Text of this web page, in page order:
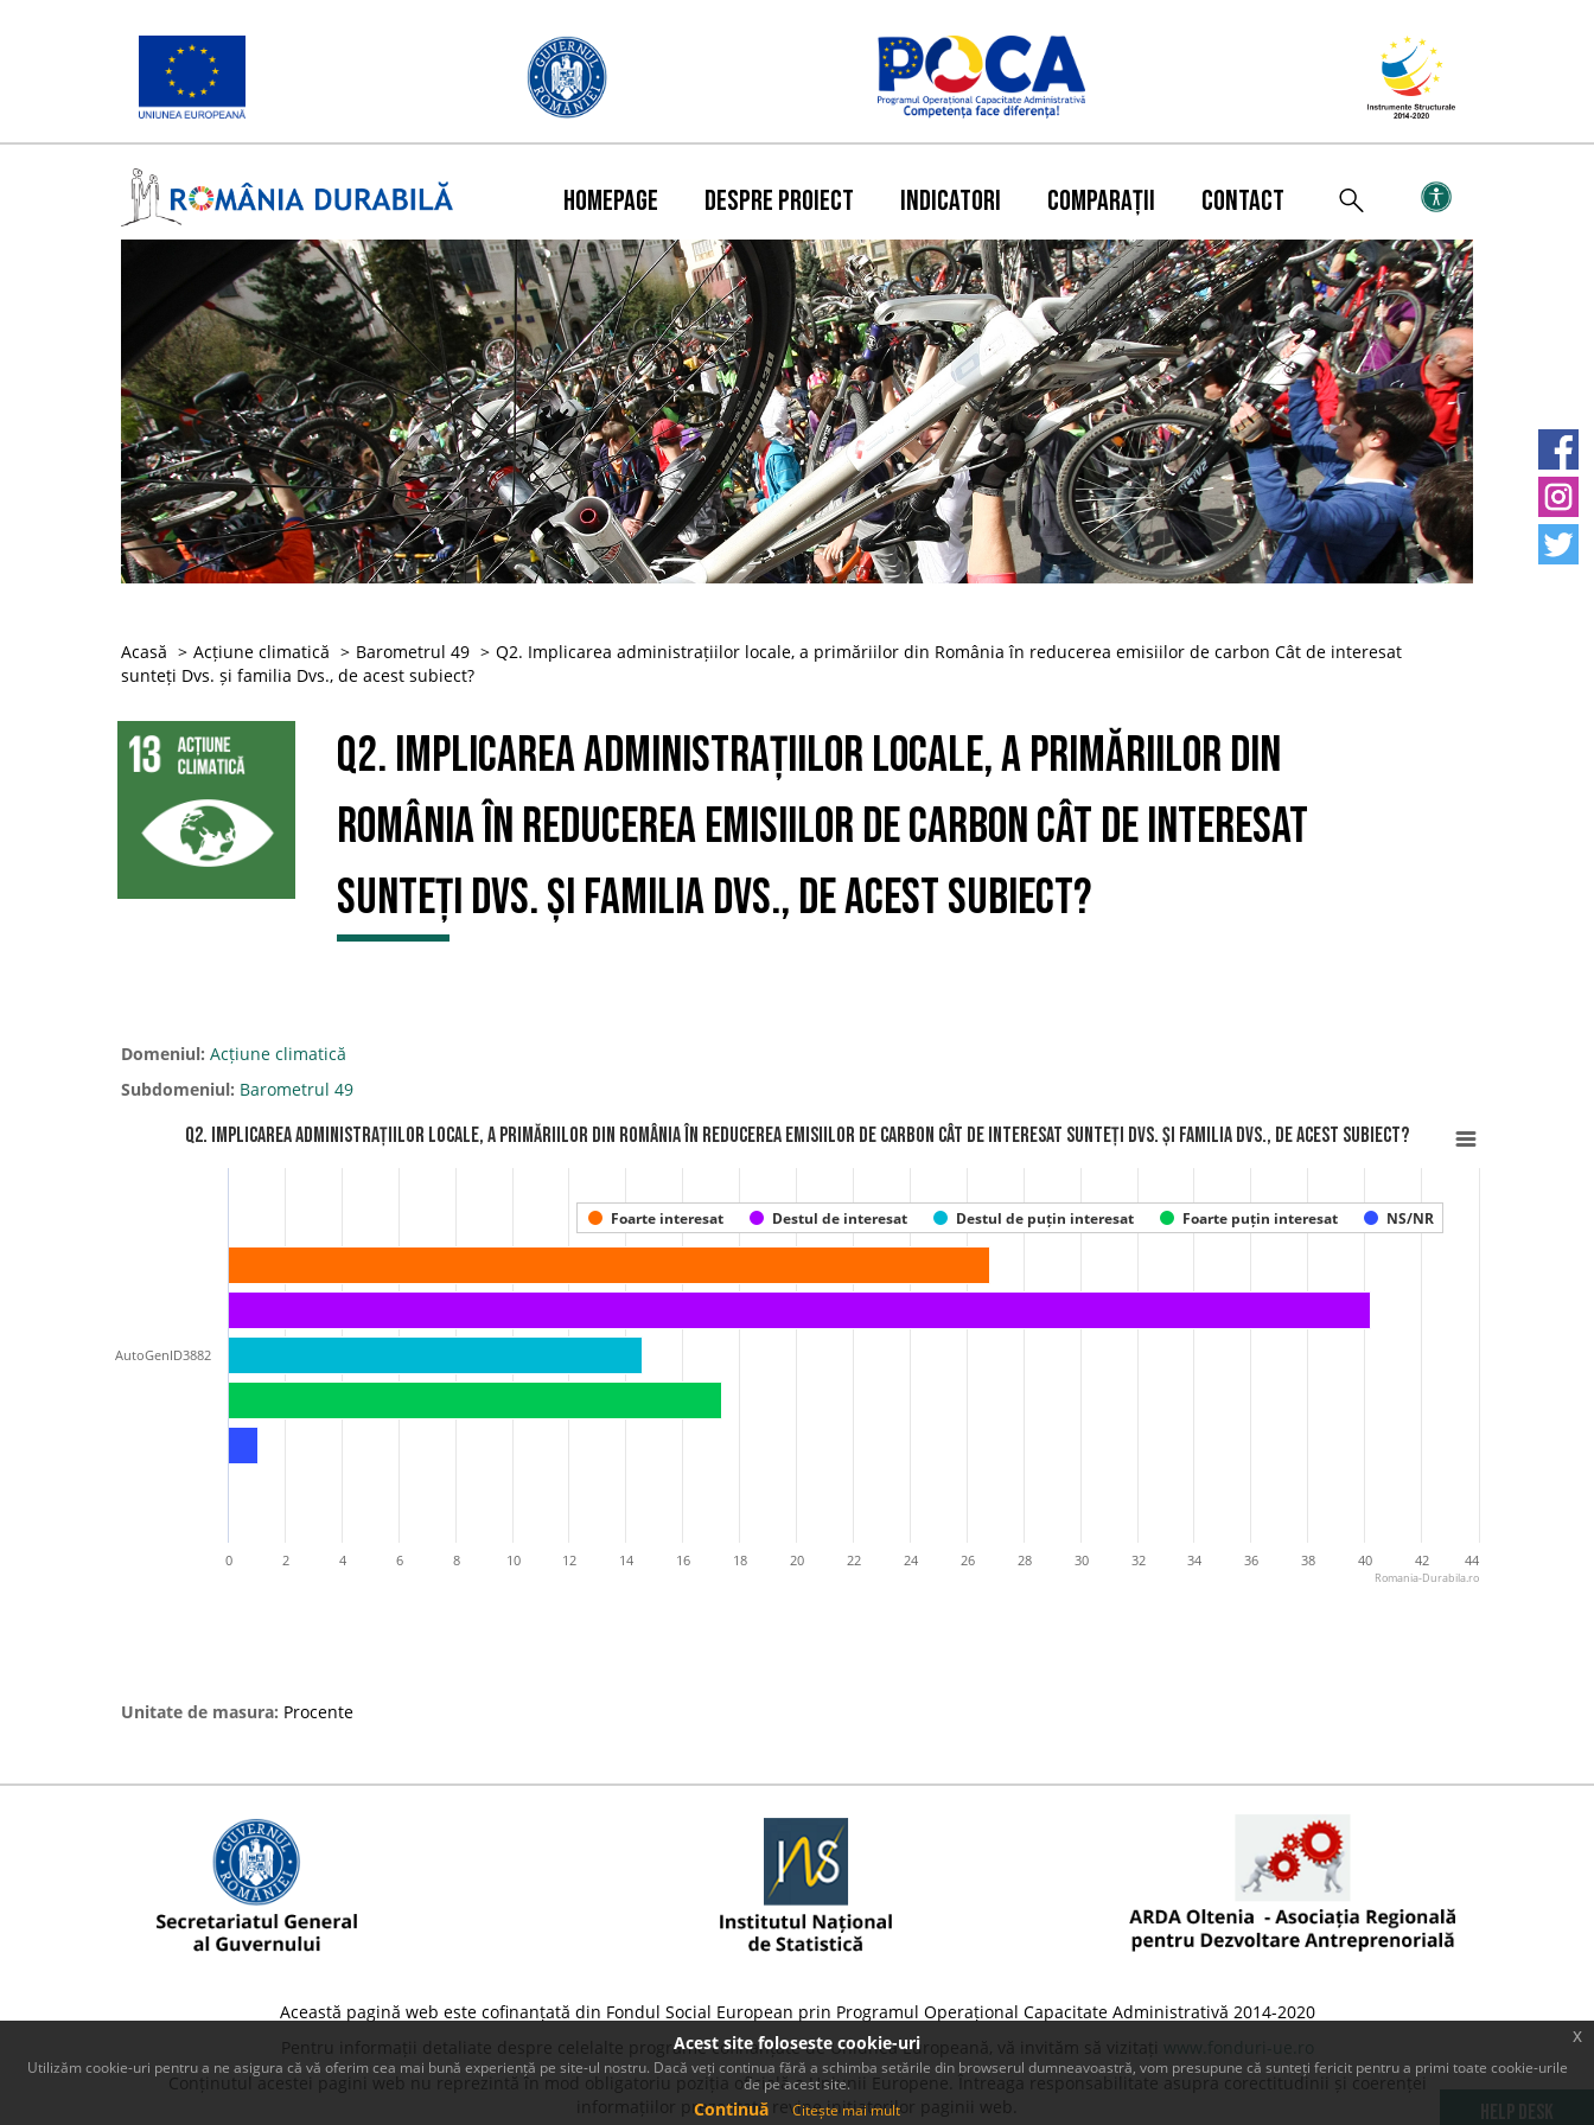
HOMEPAGE DESPRE PROIECT INDICATORI COMPARAȚII CONTACT
Acasă Acțiune climatică Barometrul 49
Q2. Implicarea administrațiilor locale, a primăriilor din România în reducerea emisiilor de carbon Cât de interesat
sunteți Dvs. și familia Dvs., de acest subiect?
Q2. Implicarea administrațiilor locale, a primăriilor din
România în reducerea emisiilor de carbon Cât de interesat
sunteți Dvs. și familia Dvs., de acest subiect?
Domeniul: Acțiune climatică
Subdomeniul: Barometrul 49
Q2. Implicarea administrațiilor locale, a primăriilor din România în reducerea emisiilor de carbon Cât de interesat sunteți Dvs. și familia Dvs., de acest subiect?
Foarte interesat Destul de interesat Destul de puțin interesat Foarte puțin interesat NS/NR
AutoGenID3882
0 2 4 6 8 10 12 14 16 18 20 22 24 26 28 30 32 34 36 38 40 42 44
Romania-Durabila.ro
Unitate de masura: Procente
Această pagină web este cofinanțată din Fondul Social European prin Programul Operațional Capacitate Administrativă 2014-2020
Pentru informații detaliate despre celelalte programe cofinanțate de Uniunea Europeană, vă invităm să vizitați
www.fonduri-ue.ro
Conținutul acestei pagini web nu reprezintă în mod obligatoriu poziția oficială a Uniunii Europene. Întreaga responsabilitate asupra corectitudinii și coerenței
informațiilor prezentate revine inițiatorilor paginii web.
Help Desk
Acest site foloseste cookie-uri
Utilizăm cookie-uri pentru a ne asigura că vă oferim cea mai bună experiență pe site-ul nostru. Dacă veți continua fără a schimba setările din browserul dumneavoastră, vom presupune că sunteți fericit pentru a primi toate cookie-urile
de pe acest site.
Continuă Citește mai mult
x